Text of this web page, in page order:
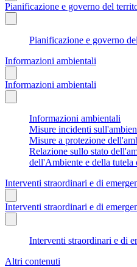
Pianificazione e governo del
Pianificazione e governo
Informazioni ambientali
Informazioni ambientali
Informazioni ambientali
Misure incidenti
Misure a protezione
Relazione sullo stato
dell'Ambiente e della tutela
Interventi straordinari e di
Interventi straordinari e di
Interventi straordinari e di
Altri contenuti